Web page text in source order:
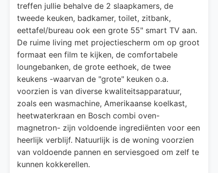
treffen jullie behalve de 2 slaapkamers, de
tweede keuken, badkamer, toilet, zitbank,
eettafel/bureau ook een grote 55" smart TV aan.
De ruime living met projectiescherm om op groot
formaat een film te kijken, de comfortabele
loungebanken, de grote eethoek, de twee
keukens -waarvan de "grote" keuken o.a.
voorzien is van diverse kwaliteitsapparatuur,
zoals een wasmachine, Amerikaanse koelkast,
heetwaterkraan en Bosch combi oven-
magnetron- zijn voldoende ingrediënten voor een
heerlijk verblijf. Natuurlijk is de woning voorzien
van voldoende pannen en serviesgoed om zelf te
kunnen kokkerellen.